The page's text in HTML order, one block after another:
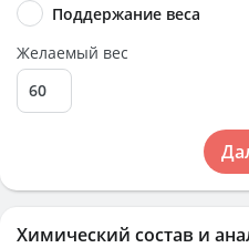
Химический состав и
Поддержание веса
Желаемый вес